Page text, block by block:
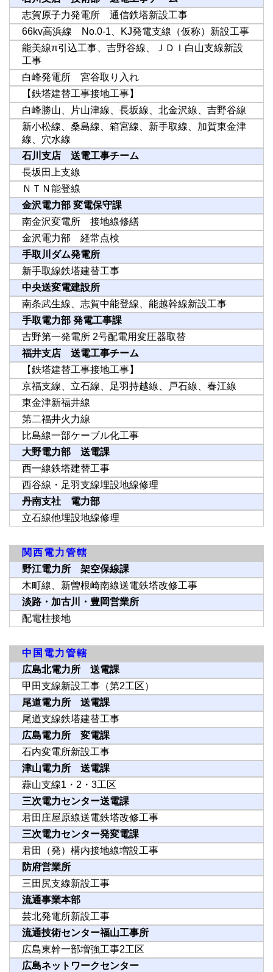
志賀原子力発電所 通信鉄塔新設工事
66kv高浜線 No.0-1、KJ発電支線（仮称）新設工事
能美線π引込工事、吉野谷線、ＪＤＩ白山支線新設
工事
白峰発電所 宮谷取り入れ
【鉄塔建替工事接地工事】
白峰勝山、片山津線、長坂線、北金沢線、吉野谷線
新小松線、桑島線、箱宮線、新手取線、加賀東金津
線、穴水線
石川支店 送電工事チーム
長坂田上支線
ＮＴＮ能登線
金沢電力部 変電保守課
南金沢変電所 接地線修繕
金沢電力部 経常点検
手取川ダム発電所
新手取線鉄塔建替工事
中央送変電建設所
南条武生線、志賀中能登線、能越幹線新設工事
手取電力部 発電工事課
吉野第一発電所 2号配電用変圧器取替
福井支店 送電工事チーム
【鉄塔建替工事接地工事】
京福支線、立石線、足羽持越線、戸石線、春江線
東金津新福井線
第二福井火力線
比島線一部ケーブル化工事
大野電力部 送電課
西一線鉄塔建替工事
西谷線・足羽支線埋設地線修理
丹南支社 電力部
立石線他埋設地線修理
関西電力管轄
野江電力所 架空保線課
木町線、新曽根崎南線送電鉄塔改修工事
淡路・加古川・豊岡営業所
配電柱接地
中国電力管轄
広島北電力所 送電課
甲田支線新設工事（第2工区）
尾道電力所 送電課
尾道支線鉄塔建替工事
広島電力所 変電課
石内変電所新設工事
津山電力所 送電課
蒜山支線1・2・3工区
三次電力センター送電課
君田庄屋原線送電鉄塔改修工事
三次電力センター発変電課
君田（発）構内接地線増設工事
防府営業所
三田尻支線新設工事
流通事業本部
芸北発電所新設工事
流通技術センター福山工事所
広島東幹一部増強工事2工区
広島ネットワークセンター